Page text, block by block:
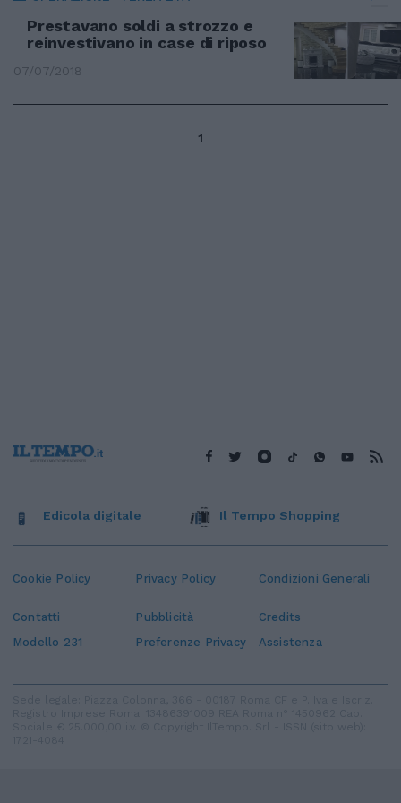
Prestavano soldi a strozzo e
reinvestivano in case di riposo
07/07/2018
1
Cookie Policy Privacy Policy Condizioni Generali
Contatti Pubblicità
Credits
Modello 231
Preferenze Privacy Assistenza
Edicola digitale Il Tempo Shopping